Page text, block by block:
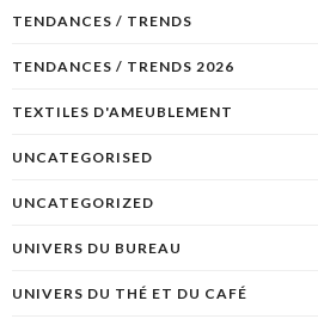
TENDANCES / TRENDS
TENDANCES / TRENDS 2026
TEXTILES D'AMEUBLEMENT
UNCATEGORISED
UNCATEGORIZED
UNIVERS DU BUREAU
UNIVERS DU THÉ ET DU CAFÉ